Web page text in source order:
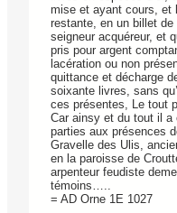
mise et ayant cours, et
restante, en un billet
seigneur acquéreur, et
pris pour argent
lacération ou non
quittance et décharge
soixante livres, sans
ces présentes, Le tout
Car ainsy et du tout il a
parties aux présences
Gravelle des Ulis,
en la paroisse de
arpenteur feudiste
témoins…..
= AD Orne 1E 1027